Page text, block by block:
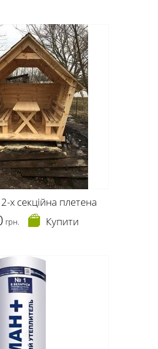
х секційна плетена
грн. Купити